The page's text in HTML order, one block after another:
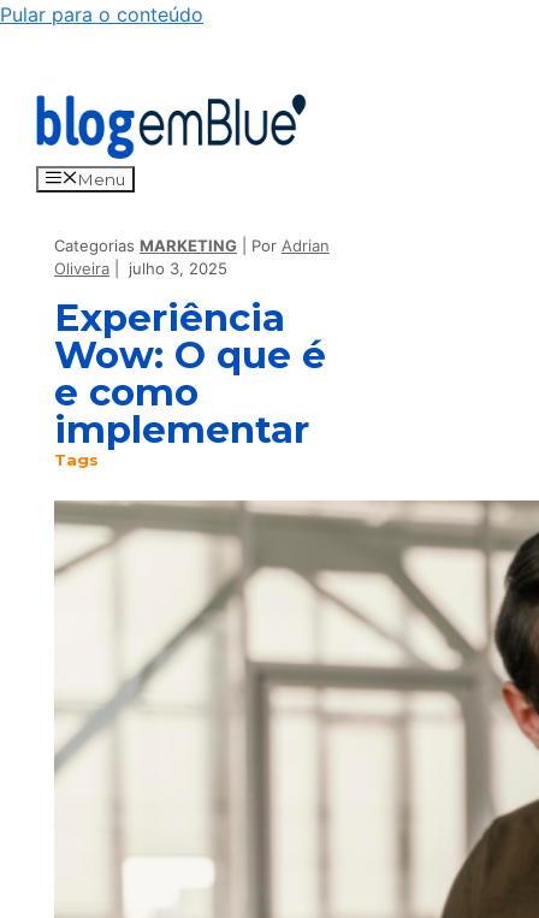
Pular para o conteúdo
Menu
Categorias MARKETING Por Adrian
Oliveira
julho 3, 2025
Experiência
Wow: O que é
e como
implementar
Tags